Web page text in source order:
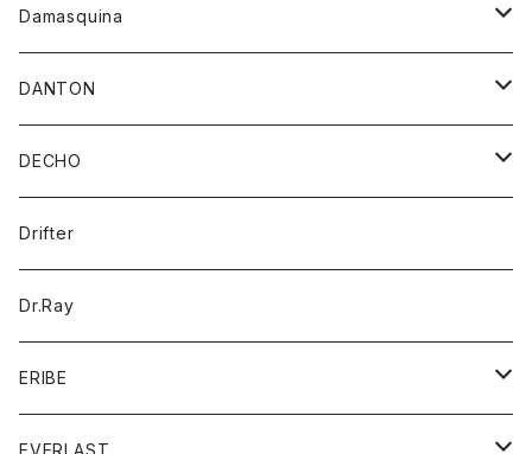
パーカー
Tシャツ
パーカー
ワンピース
ブラウス
キャップ
Damasquina
ウォレット
カードケース
バッグ
DANTON
アウター
コート
ジャケット
アクセサリー
バッグ
キッズ
シャツ
Tシャツ
グッズ
帽子
トップス
DECHO
帽子
Drifter
Dr.Ray
ERIBE
ニット
EVERLAST